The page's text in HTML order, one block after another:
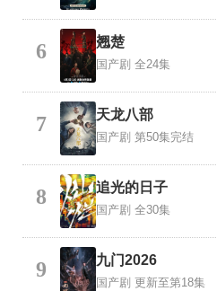
6 翘楚
国产剧 全24集
7 天龙八部
国产剧 第50集完结
8 追光的日子
国产剧 全30集
9 九门2026
国产剧 更新至第18集